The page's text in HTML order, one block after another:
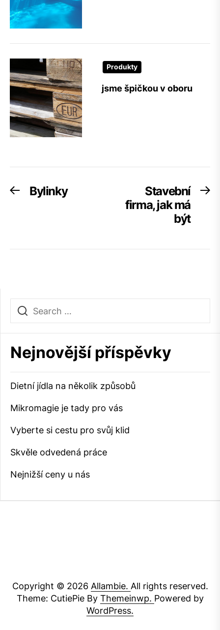
Produkty
jsme špičkou v oboru
Navigace
PreviousBylinky
Stavební
firma, jak má
být
Nejnovější příspěvky
Dietní jídla na několik způsobů
Mikromagie je tady pro vás
Vyberte si cestu pro svůj klid
Skvěle odvedená práce
Nejnižší ceny u nás
Copyright © 2026 Allambie. All rights reserved.
Theme: CutiePie By Themeinwp. Powered by
WordPress.